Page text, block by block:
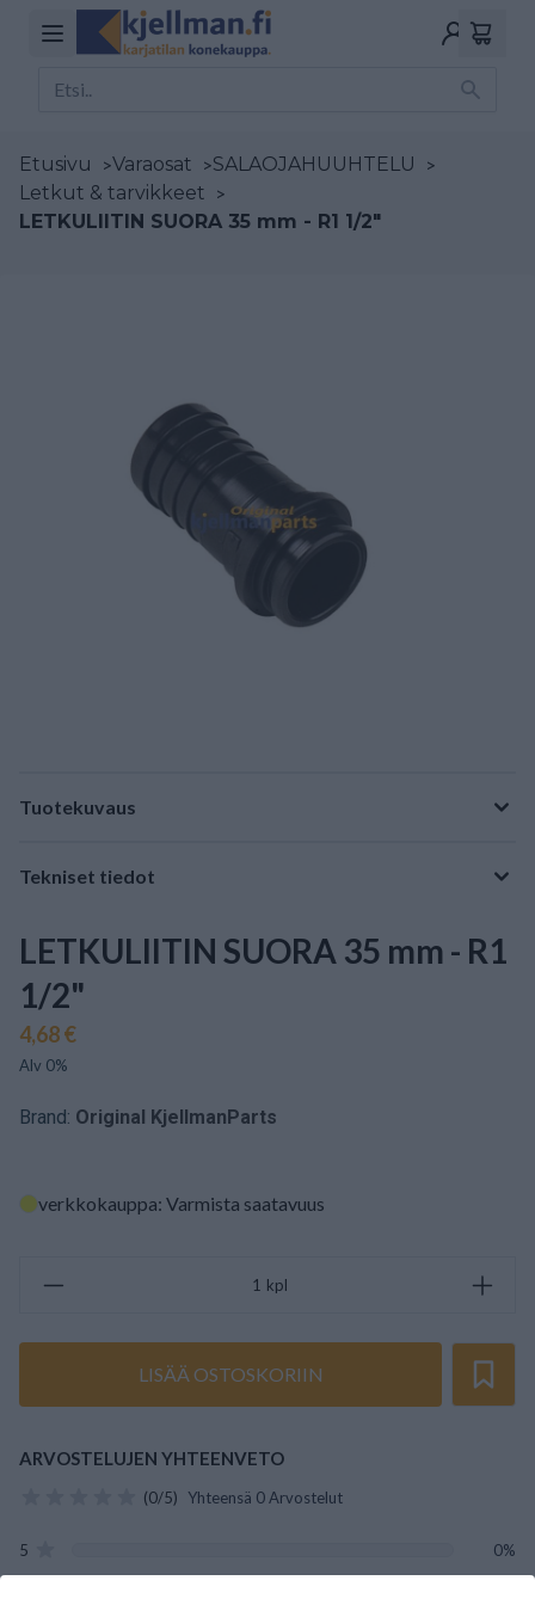
Etusivu >Varaosat >SALAOJAHUUHTELU
>
Letkut & tarvikkeet >
LETKULIITIN SUORA 35 mm - R1 1/2"
Tuotekuvaus
Tekniset tiedot
LETKULIITIN SUORA 35 mm - R1
1/2"
4,68 €
Alv 0%
Brand: Original KjellmanParts
verkkokauppa: Varmista saatavuus
kpl
LISÄÄ OSTOSKORIIN
ARVOSTELUJEN YHTEENVETO
(0/5) Yhteensä 0 Arvostelut
5
0%